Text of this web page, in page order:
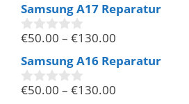
o
n
5
Samsung A17 Reparatur
0
o
n
5
€50.00 – €130.00
Samsung A16 Reparatur
0
€50.00 – €130.00